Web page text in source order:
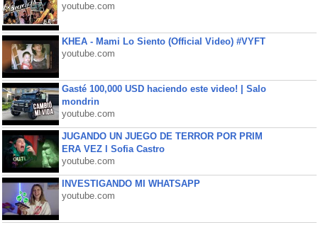
youtube.com
KHEA - Mami Lo Siento (Official Video) #VYFT
youtube.com
Gasté 100,000 USD haciendo este video! | Salo
mondrin
youtube.com
JUGANDO UN JUEGO DE TERROR POR PRIM
ERA VEZ l Sofia Castro
youtube.com
INVESTIGANDO MI WHATSAPP
youtube.com